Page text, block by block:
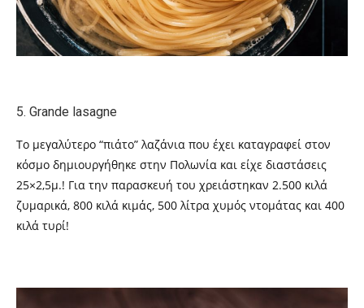
5. Grande lasagne
Το μεγαλύτερο “πιάτο” λαζάνια που έχει καταγραφεί στον
κόσμο δημιουργήθηκε στην Πολωνία και είχε διαστάσεις
25×2,5μ.! Για την παρασκευή του χρειάστηκαν 2.500 κιλά
ζυμαρικά, 800 κιλά κιμάς, 500 λίτρα χυμός ντομάτας και 400
κιλά τυρί!